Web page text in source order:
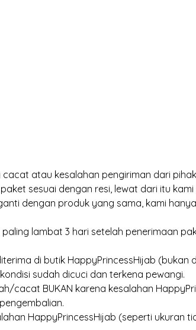
atau kesalahan pengiriman dari
sesuai dengan resi, lewat dari itu
dengan produk yang sama, kami
lambat 3 hari setelah penerimaan
di butik HappyPrincessHijab (bukan
sudah dicuci dan terkena pewangi.
cacat BUKAN karena kesalahan
HappyPrincessHijab (seperti ukuran